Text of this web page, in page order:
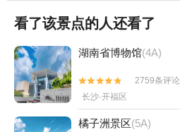
看了该景点的人还看了
湖南省博物馆(4A)


2759条评论
长沙·开福区
橘子洲景区(5A)